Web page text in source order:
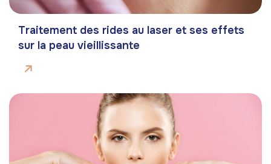
Traitement des rides au laser et ses effets
sur la peau vieillissante